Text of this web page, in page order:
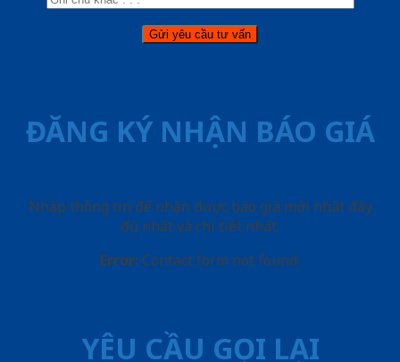
ĐĂNG KÝ NHẬN BÁO GIÁ
Nhập thông tin để nhận được báo giá mới nhât đầy
đủ nhất và chi tiết nhất.
Error: Contact form not found.
YÊU CẦU GỌI LẠI